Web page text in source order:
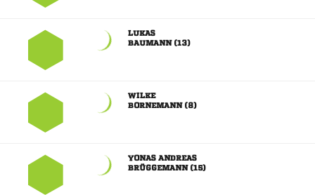

 

 
 
 